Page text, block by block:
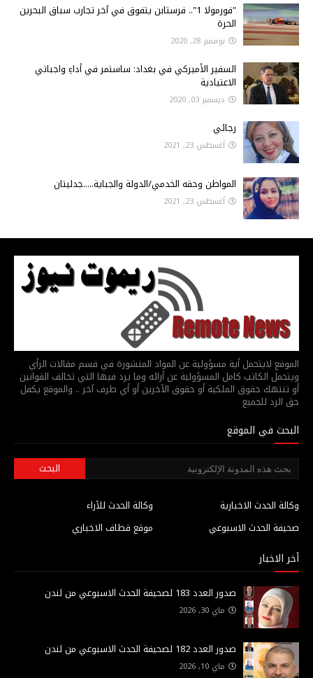
"فورمولا 1".. فرستابن يتفوق في آخر تجارب سباق البحرين
الحرة
نوفمبر 28, 2020
السفير الأميركي في بغداد: ساستمر في أداءِ واجباتي
الاعتيادية
ديسمبر 03, 2020
رجائي
أغسطس 23, 2021
المواطن وحقه الخدمي/الدولة والجباية.....جدليتان
أغسطس 23, 2021
الموقع لايتحمل أية مسؤولية عن المواد المنشورة في قسم مقالات الرأي
ويتحمل الكاتب كامل المسؤولية عن أرائه وما يرد فيها التي تخالف القوانين
أو تنتهك حقوق الملكية أو حقوق الآخرين أو أي طرف آخر .. والموقع يكفل
حق الرد للجميع
البحث في الموقع
وكالة الحدث للآراء
وكالة الحدث الاخبارية
موقع قطاف الاخباري
صحيفة الحدث الاسبوعي
أخر الاخبار
صدور العدد 183 لصحيفة الحدث الاسبوعي من لندن
ماي 30, 2026
صدور العدد 182 لصحيفة الحدث الاسبوعي من لندن
ماي 10, 2026